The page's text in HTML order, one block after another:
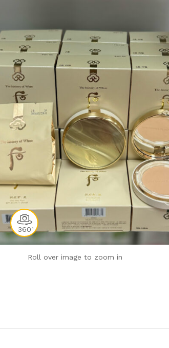
360 0
Roll over image to zoom in